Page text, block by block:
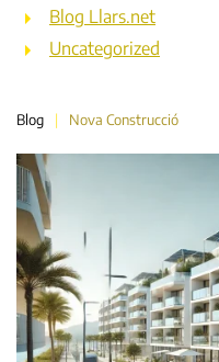
Blog Llars.net
Uncategorized
Blog Nova Construcció